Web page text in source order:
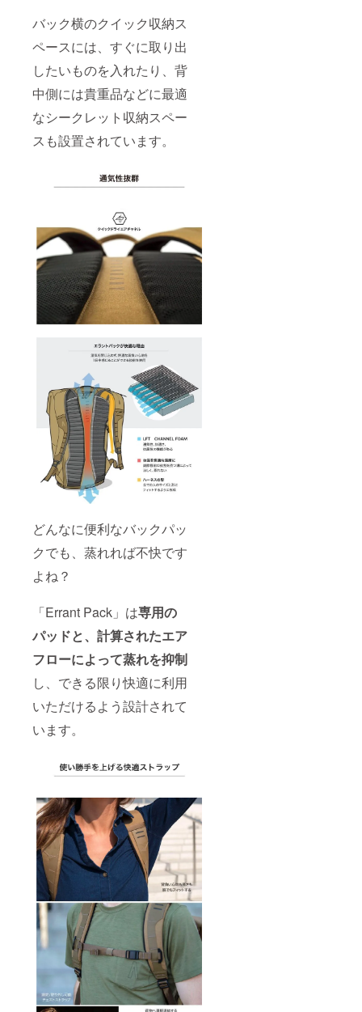
バック横のクイック収納ス
ペースには、すぐに取り出
したいものを入れたり、背
中側には貴重品などに最適
なシークレット収納スペー
スも設置されています。
どんなに便利なバックパッ
クでも、蒸れれば不快です
よね？
「Errant Pack」は専用の
パッドと、計算されたエア
フローによって蒸れを抑制
し、できる限り快適に利用
いただけるよう設計されて
います。